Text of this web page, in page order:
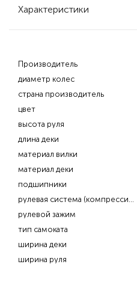
Характеристики
Производитель
диаметр колес
страна производитель
цвет
высота руля
длина деки
материал вилки
материал деки
подшипники
рулевая система (компрессия)
рулевой зажим
тип самоката
ширина деки
ширина руля